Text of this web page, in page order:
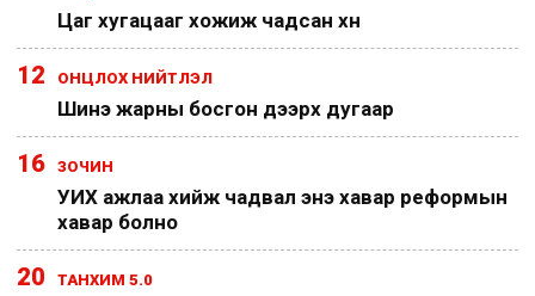
Цаг хугацааг хожиж чадсан хүн
12 ОНЦЛОХ НИЙТЛЭЛ
Шинэ жарны босгон дээрх дугаар
16 ЗОЧИН
УИХ ажлаа хийж чадвал энэ хавар реформын
хавар болно
20 ТАНХИМ 5.0